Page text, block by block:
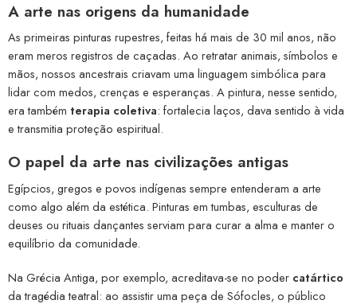
A arte nas origens da humanidade
As primeiras pinturas rupestres, feitas há mais de 30 mil anos, não
eram meros registros de caçadas. Ao retratar animais, símbolos e
mãos, nossos ancestrais criavam uma linguagem simbólica para
lidar com medos, crenças e esperanças. A pintura, nesse sentido,
era também terapia coletiva: fortalecia laços, dava sentido à vida
e transmitia proteção espiritual.
O papel da arte nas civilizações antigas
Egípcios, gregos e povos indígenas sempre entenderam a arte
como algo além da estética. Pinturas em tumbas, esculturas de
deuses ou rituais dançantes serviam para curar a alma e manter o
equilíbrio da comunidade.
Na Grécia Antiga, por exemplo, acreditava-se no poder catártico
da tragédia teatral: ao assistir uma peça de Sófocles, o público